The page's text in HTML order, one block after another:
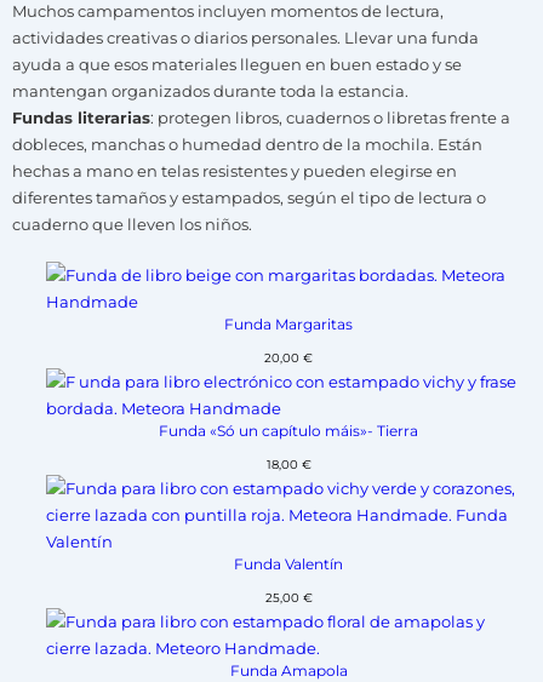
Muchos campamentos incluyen momentos de lectura,
actividades creativas o diarios personales. Llevar una funda
ayuda a que esos materiales lleguen en buen estado y se
mantengan organizados durante toda la estancia.
Fundas literarias: protegen libros, cuadernos o libretas frente a
dobleces, manchas o humedad dentro de la mochila. Están
hechas a mano en telas resistentes y pueden elegirse en
diferentes tamaños y estampados, según el tipo de lectura o
cuaderno que lleven los niños.
Funda Margaritas
20,00 €
Funda «Só un capítulo máis»- Tierra
18,00 €
Funda Valentín
25,00 €
Funda Amapola